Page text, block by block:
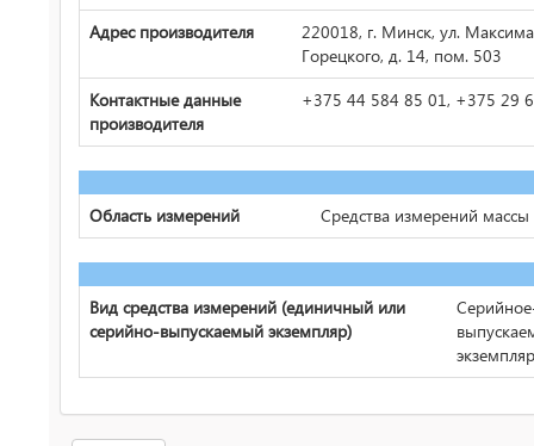
Адрес производителя
220018, г. Минск, ул. Максима
Горецкого, д. 14, пом. 503
Контактные данные
производителя
+375 44 584 85 01, +375 29
Область измерений Средства измерений массы
Вид средства измерений (единичный или
серийно-выпускаемый экземпляр)
экземпляр